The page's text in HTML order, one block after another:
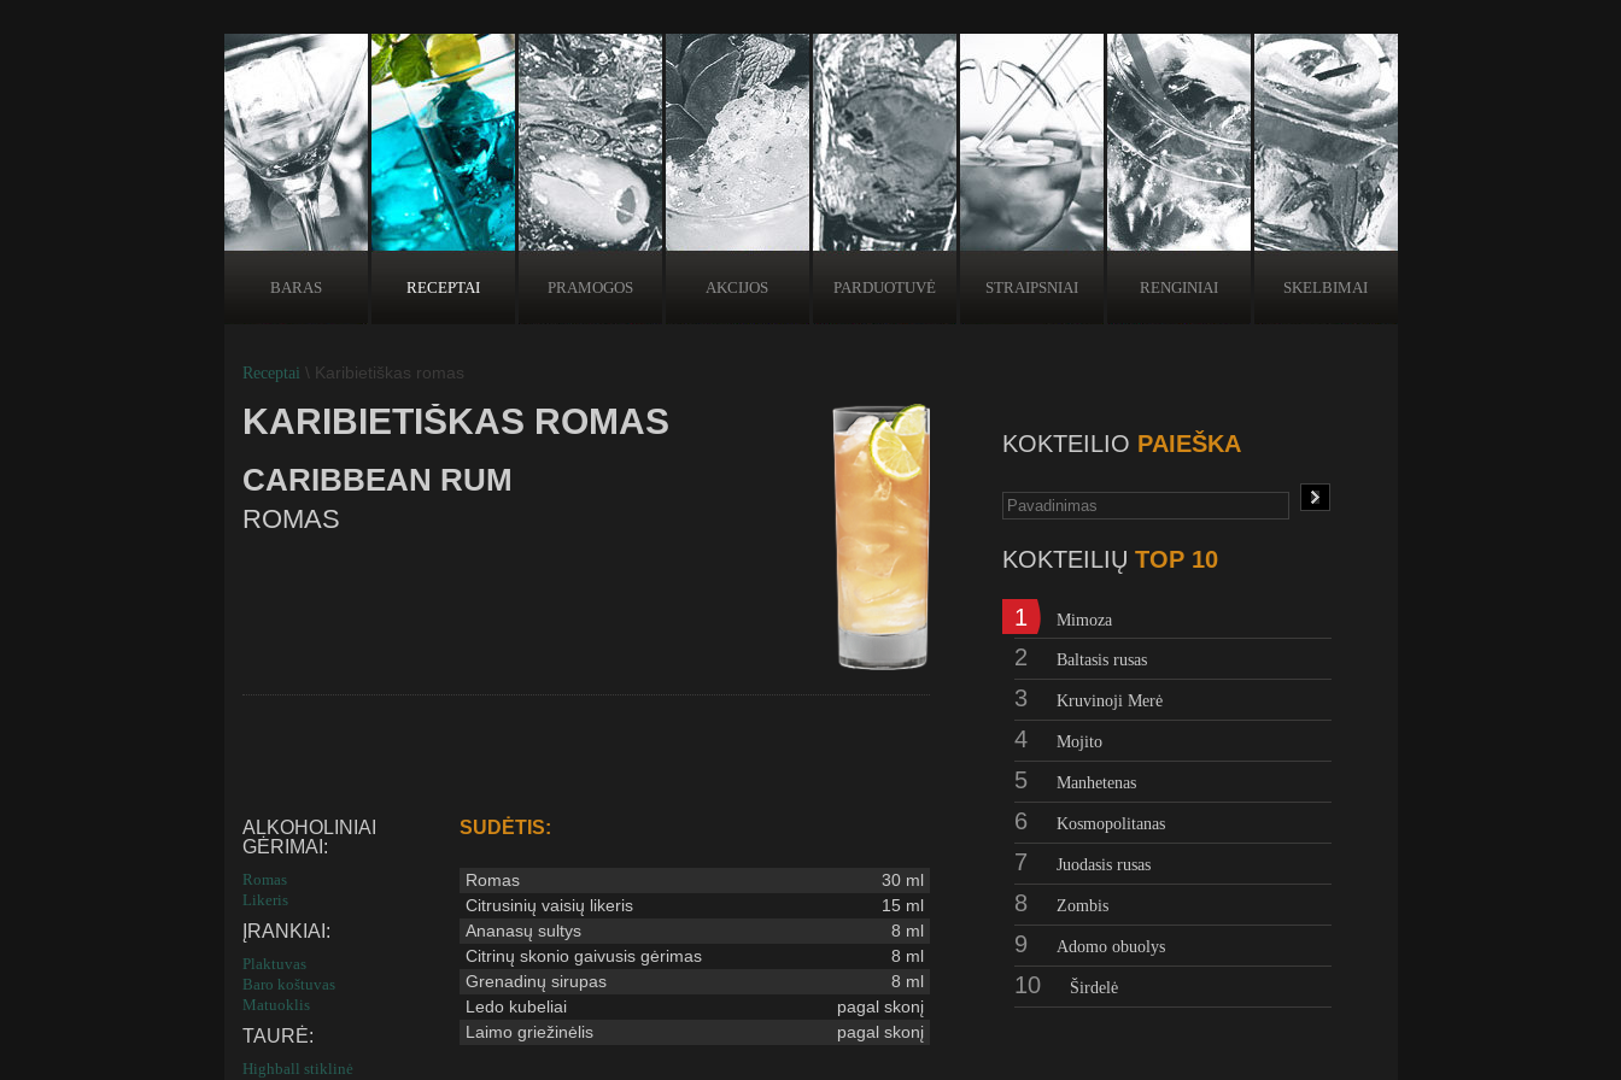
BARAS RECEPTAI PRAMOGOS AKCIJOS PARDUOTUVĖ STRAIPSNIAI RENGINIAI SKELBIMAI
Receptai \ Karibietiškas romas
KARIBIETIŠKAS ROMAS
CARIBBEAN RUM
ROMAS
ALKOHOLINIAI
GĖRIMAI:
Romas
Likeris
ĮRANKIAI:
Plaktuvas
Baro koštuvas
Matuoklis
TAURĖ:
Highball stiklinė
SUDĖTIS:
Romas
30 ml
Citrusinių vaisių likeris
15 ml
Ananasų sultys
8 ml
Citrinų skonio gaivusis gėrimas
8 ml
Grenadinų sirupas
8 ml
Ledo kubeliai
pagal skonį
Laimo griežinėlis
pagal skonį
KOKTEILIO PAIEŠKA
KOKTEILIŲ TOP 10
1 Mimoza
2 Baltasis rusas
3 Kruvinoji Merė
4 Mojito
5 Manhetenas
6 Kosmopolitanas
7 Juodasis rusas
8 Zombis
9 Adomo obuolys
10 Širdelė